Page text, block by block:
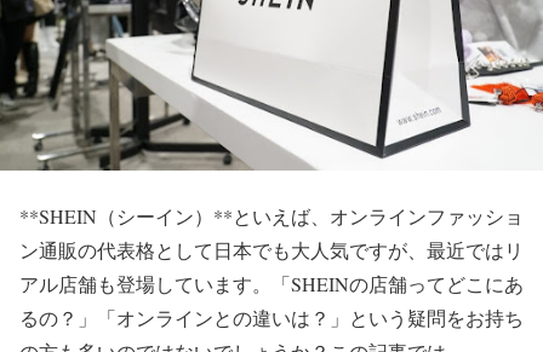
**SHEIN（シーイン）**といえば、オンラインファッショ
ン通販の代表格として日本でも大人気ですが、最近ではリ
アル店舗も登場しています。「SHEINの店舗ってどこにあ
るの？」「オンラインとの違いは？」という疑問をお持ち